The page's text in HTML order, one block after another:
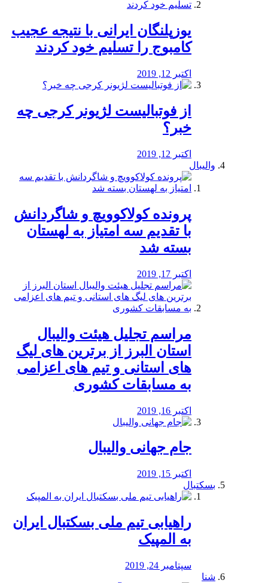
یوزپلنگان ایرانی با نتیجه عجیب
کامبوج را تسلیم خود کردند
اکتبر 12, 2019
از فوتبالیست لژیونر کرجی چه
خبر؟
اکتبر 12, 2019
والیبال
پرونده کولاکوویچ و شاگردانش
با تقدیم سه امتیاز به لهستان
بسته شد
اکتبر 17, 2019
مراسم تجلیل هیئت والیبال
استان البرز از برترین های لیگ
های استانی و تیم های اعزامی
به مسابقات کشوری
اکتبر 16, 2019
جام جهانی والیبال
اکتبر 15, 2019
بسکتبال
راهیابی تیم ملی بسکتبال ایران
به المپیک
سپتامبر 24, 2019
شنا